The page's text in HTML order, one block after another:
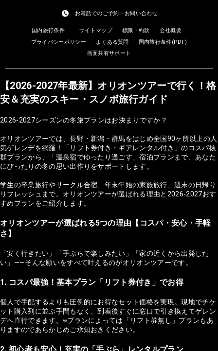
お電話でのご予約・お問い合わせ
国内旅行条件 サイトマップ 標識・約款
会社概要
プライバシーポリシー
よくある質問
国内旅行条件(PDF)
画面共有サポート
【2026-2027年最新】オリオンツアーで行く！格
安＆充実のスキー・スノボ旅行ガイド
2026-2027シーズンの冬旅プランはお決まりですか？
オリオンツアーでは、長野・新潟・群馬をはじめ全国90ヶ所以上の人
気ゲレンデを網羅！「リフト券付き・ギアレンタル付き」のコスパ抜
群プランから、「温泉宿でゆったり過ごす」宿泊プランまで、あなた
にぴったりの冬の思い出作りをサポートします。
学生の卒業旅行やサークル合宿、年末年始の家族旅行、週末の日帰り
リフレッシュまで。オリオンツアーが選ばれる理由と2026-2027おす
すめプランをご紹介します。
オリオンツアーが選ばれる5つの理由【コスパ・安心・手軽
さ】
「安く行きたい」「手ぶらで楽しみたい」「家の近くから出発した
い」——そんな願いをすべて叶えるのがオリオンツアーです。
1. コスパ最強！基本プラン「リフト券付き」でお得
個人で手配するよりも圧倒的にお得なセット価格を実現。現地でチケ
ット購入列に並ぶ手間もなく、到着後すぐに窓口で引き換えてゲレン
デへ直行できます。※プランによっては「リフト券無し」プランもあ
りますのであらかじめご承知おきください。